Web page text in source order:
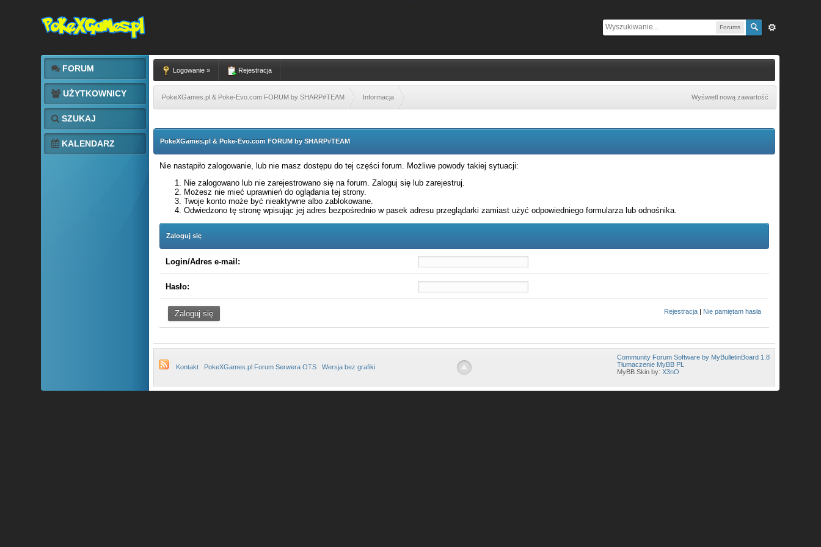
Forums
FORUM
UŻYTKOWNICY
SZUKAJ
KALENDARZ
Logowanie » Rejestracja
PokeXGames.pl & Poke-Evo.com FORUM by SHARP#TEAM Informacja Wyświetl nową zawartość
PokeXGames.pl & Poke-Evo.com FORUM by SHARP#TEAM
Nie nastąpiło zalogowanie, lub nie masz dostępu do tej części forum. Możliwe powody takiej sytuacji:
Nie zalogowano lub nie zarejestrowano się na forum. Zaloguj się lub zarejestruj.
Możesz nie mieć uprawnień do oglądania tej strony.
Twoje konto może być nieaktywne albo zablokowane.
Odwiedzono tę stronę wpisując jej adres bezpośrednio w pasek adresu przeglądarki zamiast użyć odpowiedniego formularza lub odnośnika.
Zaloguj się
Login/Adres e-mail:
Hasło:
Rejestracja | Nie pamiętam hasła
Kontakt PokeXGames.pl Forum Serwera OTS Wersja bez grafiki
Community Forum Software by MyBulletinBoard 1.8
Tłumaczenie MyBB PL
MyBB Skin by:X3nO